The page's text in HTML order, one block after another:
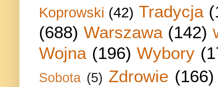
Koprowski (42) Tradycja
(688) Warszawa (142)
Wojna (196) Wybory
Sobota (5) Zdrowie (166)